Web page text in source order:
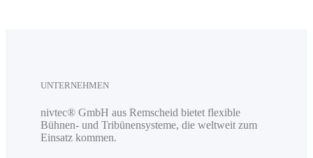
UNTERNEHMEN
nivtec® GmbH aus Remscheid bietet flexible
Bühnen- und Tribünensysteme, die weltweit zum
Einsatz kommen.